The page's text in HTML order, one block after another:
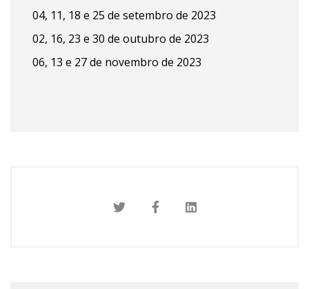
04, 11, 18 e 25 de setembro de 2023
02, 16, 23 e 30 de outubro de 2023
06, 13 e 27 de novembro de 2023